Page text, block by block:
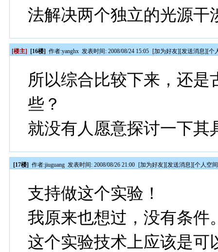
法解决两个独立的光源干
[楼主] [16楼] 作者:yanghx 发表时间: 2008/08/24 15:05 [加为好友][发送消息][个
所以综合比较下来，还
些？
就没有人愿意探讨一下其
[17楼] 作者:jiuguang 发表时间: 2008/08/26 21:00 [加为好友][发送消息][个人空间
支持做这个实验！
我原来也想过，没有条件
这个实验技术上应该是可